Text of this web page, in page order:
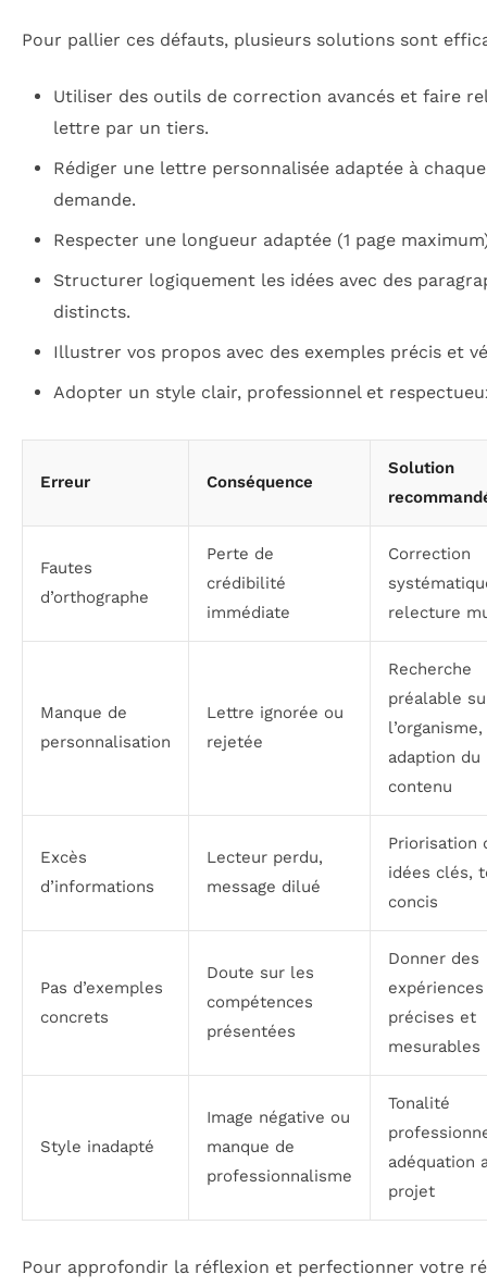
Pour pallier ces défauts, plusieurs solutions sont
Utiliser des outils de correction avancés et faire
lettre par un tiers.
Rédiger une lettre personnalisée adaptée à chaque
demande.
Respecter une longueur adaptée (1 page
Structurer logiquement les idées avec des
distincts.
Illustrer vos propos avec des exemples précis et
Adopter un style clair, professionnel et
Erreur Conséquence
Solution
Fautes
d’orthographe
Perte de
crédibilité
immédiate
Correction
relecture
Manque de
personnalisation
Lettre ignorée ou
rejetée
Recherche
préalable
l’organisme,
adaption du
contenu
Excès
d’informations
Lecteur perdu,
message dilué
Priorisation
idées clés,
concis
Pas d’exemples
concrets
Doute sur les
compétences
présentées
Donner des
expériences
précises et
mesurables
Style inadapté
Image négative ou
manque de
professionnalisme
Tonalité
adéquation
projet
Pour approfondir la réflexion et perfectionner votre